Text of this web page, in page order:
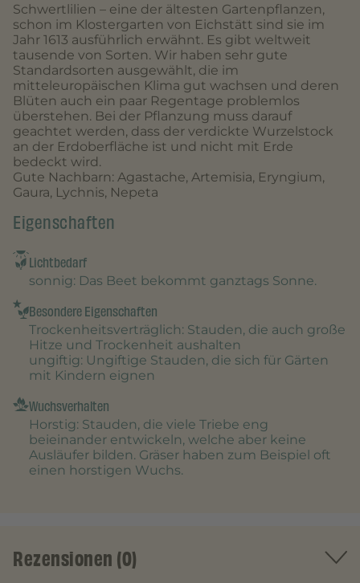
Schwertlilien – eine der ältesten Gartenpflanzen,
schon im Klostergarten von Eichstätt sind sie im
Jahr 1613 ausführlich erwähnt. Es gibt weltweit
tausende von Sorten. Wir haben sehr gute
Standardsorten ausgewählt, die im
mitteleuropäischen Klima gut wachsen und deren
Blüten auch ein paar Regentage problemlos
überstehen. Bei der Pflanzung muss darauf
geachtet werden, dass der verdickte Wurzelstock
an der Erdoberfläche ist und nicht mit Erde
bedeckt wird.
Gute Nachbarn: Agastache, Artemisia, Eryngium,
Gaura, Lychnis, Nepeta
Eigenschaften
Lichtbedarf
sonnig: Das Beet bekommt ganztags Sonne.
Besondere Eigenschaften
Trockenheitsverträglich: Stauden, die auch große
Hitze und Trockenheit aushalten
ungiftig: Ungiftige Stauden, die sich für Gärten
mit Kindern eignen
Wuchsverhalten
Horstig: Stauden, die viele Triebe eng
beieinander entwickeln, welche aber keine
Ausläufer bilden. Gräser haben zum Beispiel oft
einen horstigen Wuchs.
Rezensionen (0)